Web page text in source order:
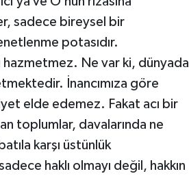
sadece bireysel bir
potasıdır.
hazmetmez. Ne var ki, dünyada
İnancımıza göre
elde edemez. Fakat acı bir
toplumlar, davalarında ne
karşı üstünlük
haklı olmayı değil, hakkın